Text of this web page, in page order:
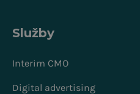
Služby
Interim CMO
Digital advertising